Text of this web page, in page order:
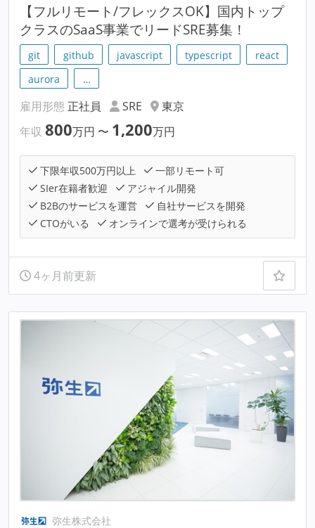
【フルリモート/フレックスOK】国内トップ
クラスのSaaS事業でリードSRE募集！
git github javascript typescript
react
aurora
…
雇用形態 正社員 SRE
東京
年収 800万円 〜 1,200万円
下限年収500万円以上
一部リモート可
SIer在籍者歓迎
アジャイル開発
B2Bのサービスを運営
自社サービスを開発
CTOがいる
オンラインで選考が受けられる
4ヶ月前更新
弥生株式会社